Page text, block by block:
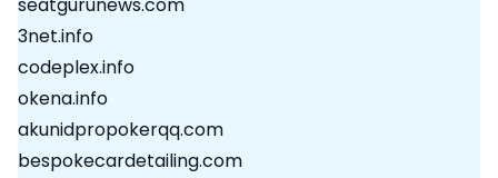
seatgurunews.com
3net.info
codeplex.info
okena.info
akunidpropokerqq.com
bespokecardetailing.com